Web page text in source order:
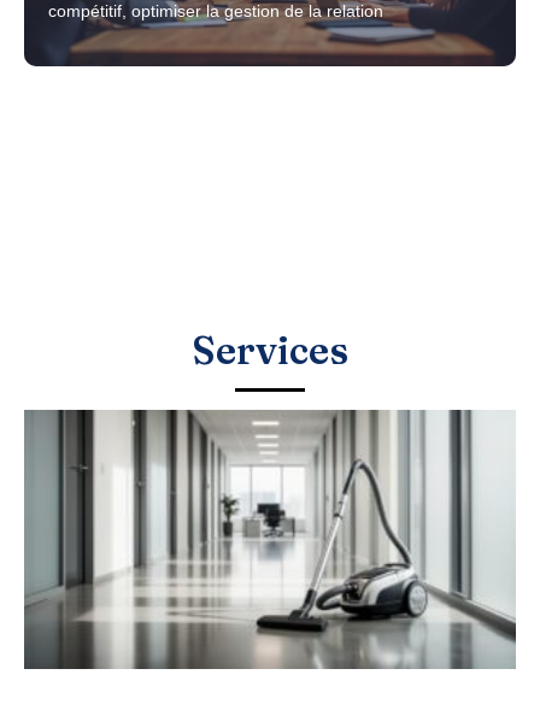
compétitif, optimiser la gestion de la relation
Services